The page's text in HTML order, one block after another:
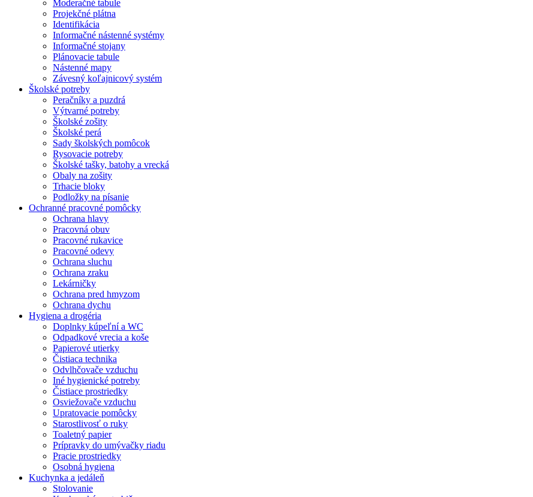
Moderačné tabule
Projekčné plátna
Identifikácia
Informačné nástenné systémy
Informačné stojany
Plánovacie tabule
Nástenné mapy
Závesný koľajnicový systém
Školské potreby
Peračníky a puzdrá
Výtvarné potreby
Školské zošity
Školské perá
Sady školských pomôcok
Rysovacie potreby
Školské tašky, batohy a vrecká
Obaly na zošity
Trhacie bloky
Podložky na písanie
Ochranné pracovné pomôcky
Ochrana hlavy
Pracovná obuv
Pracovné rukavice
Pracovné odevy
Ochrana sluchu
Ochrana zraku
Lekárničky
Ochrana pred hmyzom
Ochrana dychu
Hygiena a drogéria
Doplnky kúpeľní a WC
Odpadkové vrecia a koše
Papierové utierky
Čistiaca technika
Odvlhčovače vzduchu
Iné hygienické potreby
Čistiace prostriedky
Osviežovače vzduchu
Upratovacie pomôcky
Starostlivosť o ruky
Toaletný papier
Prípravky do umývačky riadu
Pracie prostriedky
Osobná hygiena
Kuchynka a jedáleň
Stolovanie